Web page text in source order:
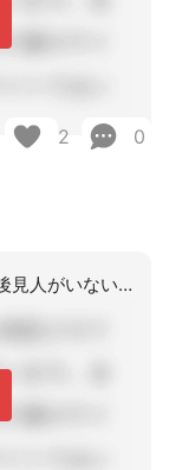
2 0
同じようなケースで記名ができない方で後見人がいない時にどうしたらわからず市の福祉